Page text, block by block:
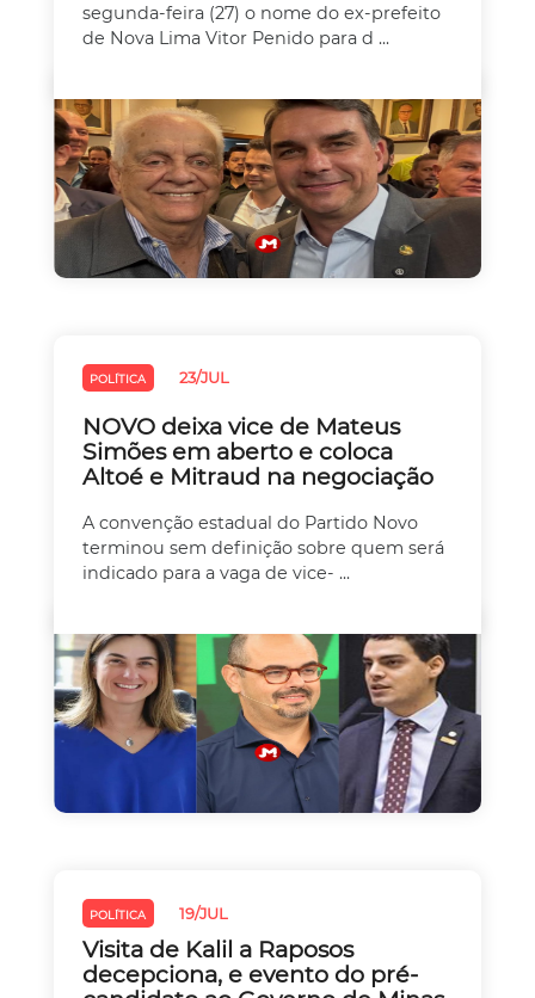
segunda-feira (27) o nome do ex-prefeito
de Nova Lima Vitor Penido para d ...
POLÍTICA 23/JUL
NOVO deixa vice de Mateus
Simões em aberto e coloca
Altoé e Mitraud na negociação
A convenção estadual do Partido Novo
terminou sem definição sobre quem será
indicado para a vaga de vice- ...
POLÍTICA 19/JUL
Visita de Kalil a Raposos
decepciona, e evento do pré-